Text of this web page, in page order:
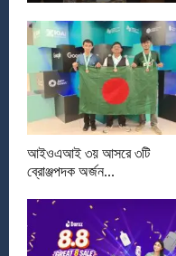
আইওএআই ৩য় আসরে ৩টি
ব্রোঞ্জপদক অর্জন...